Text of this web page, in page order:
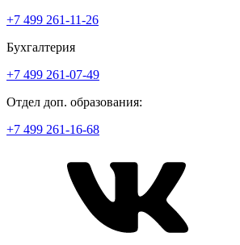
+7 499 261-11-26
Бухгалтерия
+7 499 261-07-49
Отдел доп. образования:
+7 499 261-16-68